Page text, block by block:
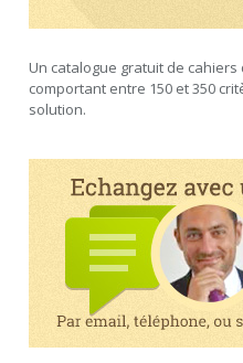
Un catalogue gratuit de cahiers
comportant entre 150 et 350
solution.